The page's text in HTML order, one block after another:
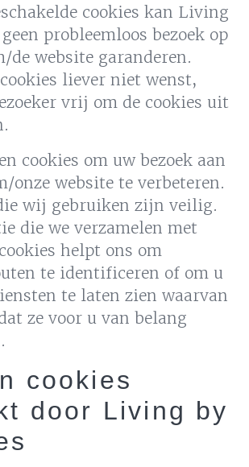
cookies kan Living
probleemloos bezoek op
de website garanderen.
liever niet wenst,
vrij om de cookies uit
cookies om uw bezoek aan
onze website te verbeteren.
wij gebruiken zijn veilig.
die we verzamelen met
helpt ons om
te identificeren of om u
te laten zien waarvan
ze voor u van belang
cookies
door Living by